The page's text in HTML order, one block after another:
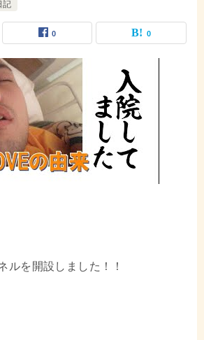
記
0 0
ルを開設しました！！